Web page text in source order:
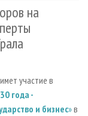
на
участие в
года -
и бизнес»в